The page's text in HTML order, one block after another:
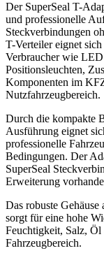
Der SuperSeal T-
und professionelle
Steckverbindungen
T-Verteiler eignet
Verbraucher wie
Positionsleuchten,
Komponenten im
Nutzfahrzeugbereich.
Durch die kompakte
Ausführung eignet
professionelle
Bedingungen. Der
SuperSeal
Erweiterung
Das robuste
sorgt für eine hohe
Feuchtigkeit, Salz,
Fahrzeugbereich.